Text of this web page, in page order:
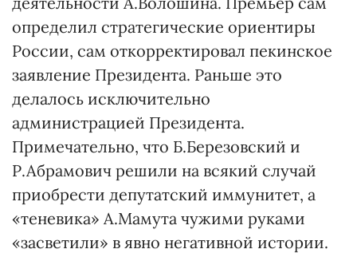
определил стратегические ориентиры
России, сам откорректировал пекинское
заявление Президента. Раньше это
делалось исключительно
администрацией Президента.
Примечательно, что Б.Березовский и
Р.Абрамович решили на всякий случай
приобрести депутатский иммунитет, а
«теневика» А.Мамута чужими руками
«засветили» в явно негативной истории.